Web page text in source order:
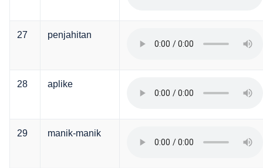
27 penjahitan
28 aplike
29 manik-manik